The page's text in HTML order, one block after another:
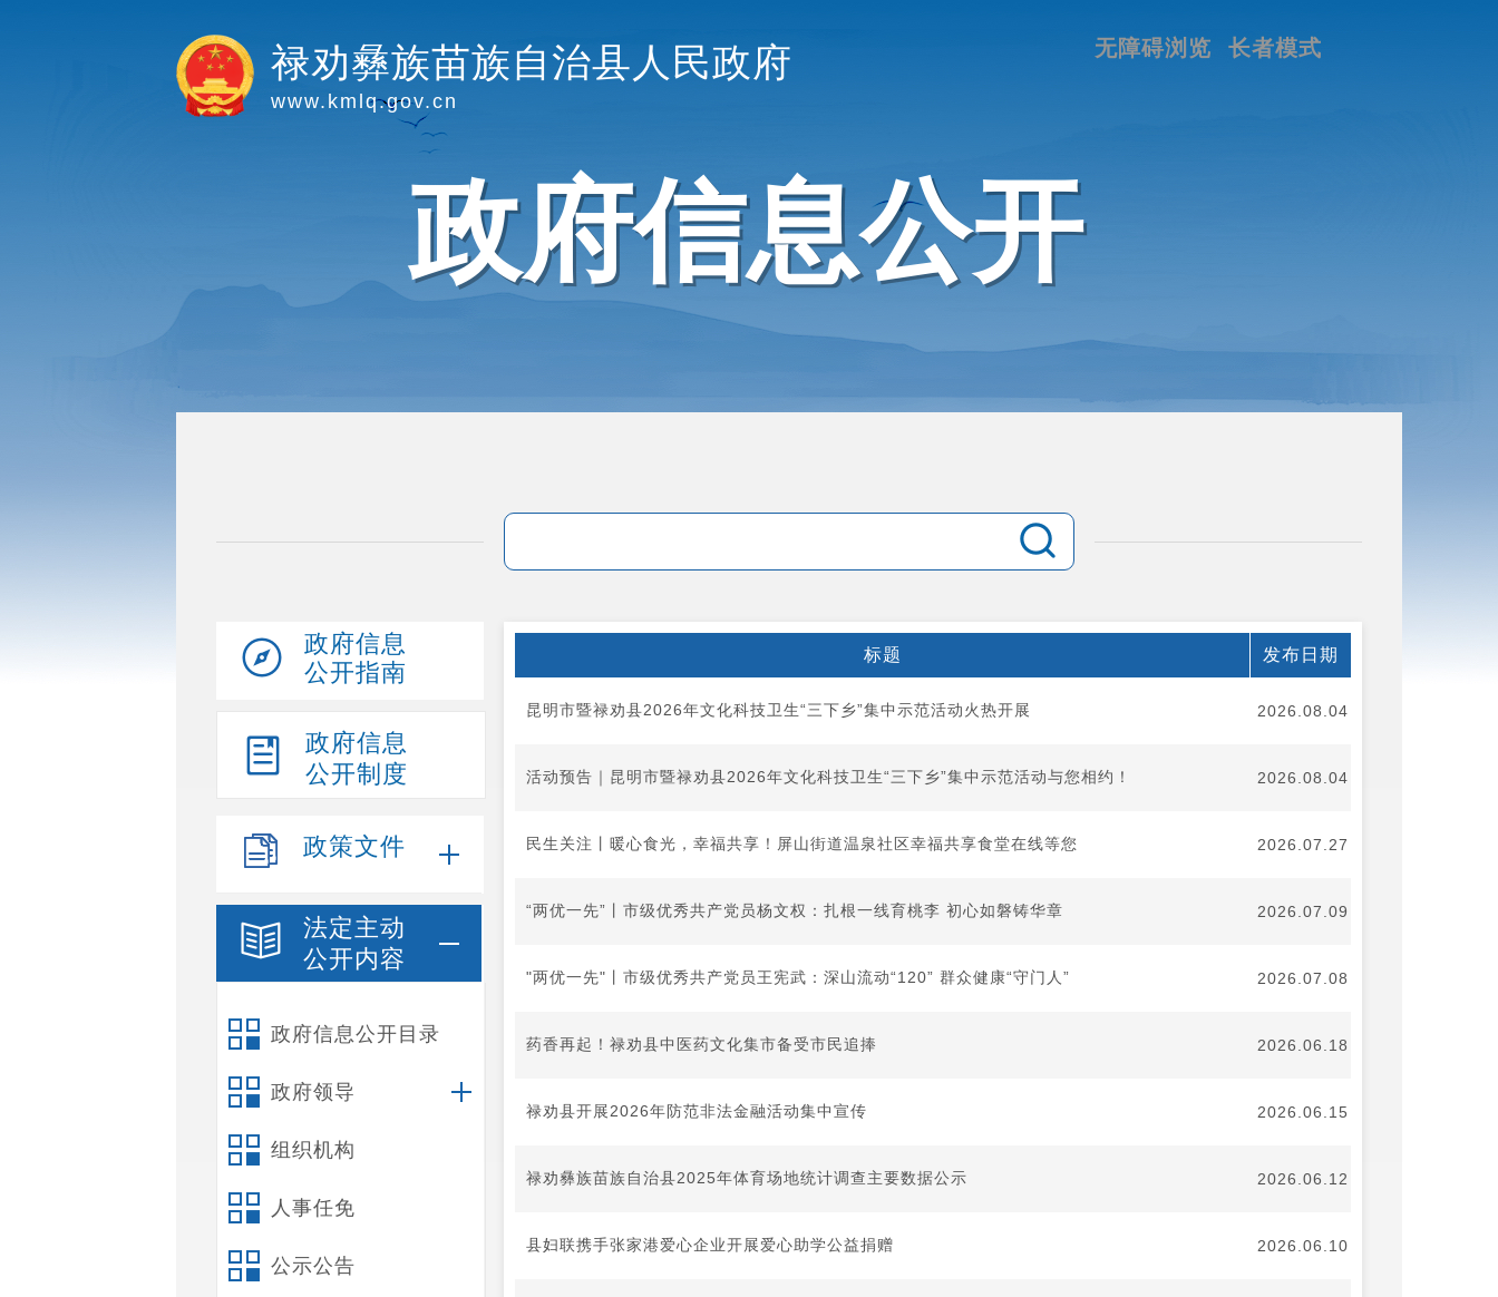
禄劝彝族苗族自治县人民政府
www.kmlq.gov.cn
长者模式
无障碍浏览
政府信息公开
政府信息
公开指南
政府信息
公开制度
政策文件
法定主动
公开内容
政府信息公开目录
政府领导
组织机构
人事任免
公示公告
标题 发布日期
昆明市暨禄劝县2026年文化科技卫生“三下乡”集中示范活动火热开展 2026.08.04
活动预告｜昆明市暨禄劝县2026年文化科技卫生“三下乡”集中示范活动与您相约！ 2026.08.04
民生关注丨暖心食光，幸福共享！屏山街道温泉社区幸福共享食堂在线等您 2026.07.27
“两优一先”丨市级优秀共产党员杨文权：扎根一线育桃李 初心如磐铸华章 2026.07.09
"两优一先"丨市级优秀共产党员王宪武：深山流动“120” 群众健康“守门人” 2026.07.08
药香再起！禄劝县中医药文化集市备受市民追捧 2026.06.18
禄劝县开展2026年防范非法金融活动集中宣传 2026.06.15
禄劝彝族苗族自治县2025年体育场地统计调查主要数据公示 2026.06.12
县妇联携手张家港爱心企业开展爱心助学公益捐赠 2026.06.10